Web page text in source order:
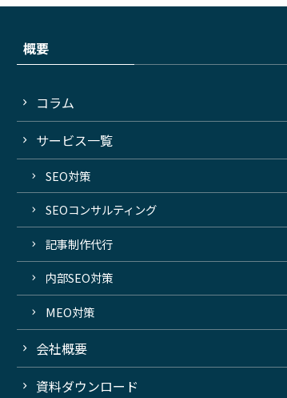
概要
コラム
サービス一覧
SEO対策
SEOコンサルティング
記事制作代行
内部SEO対策
MEO対策
会社概要
資料ダウンロード